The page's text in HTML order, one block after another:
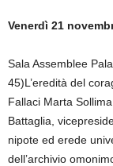
Venerdì 21
Sala Assemblee
45)L’eredità del
Fallaci Marta
Battaglia,
nipote ed erede
dell’archivio